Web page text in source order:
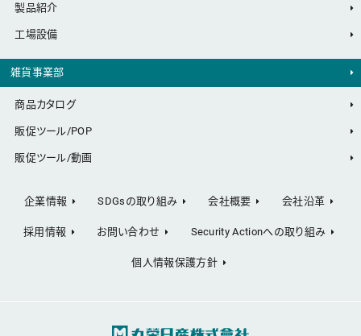
製品紹介
工場設備
雑貨事業部
商品カタログ
販促ツール/POP
販促ツール/動画
企業情報 SDGsの取り組み 会社概要 会社沿革
採用情報 お問い合わせ Security Actionへの取り組み
個人情報保護方針